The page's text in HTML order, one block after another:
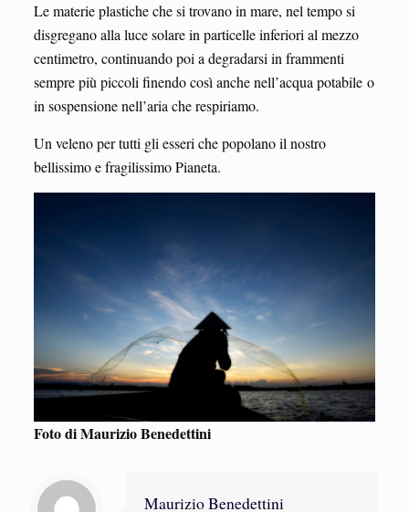
Le materie plastiche che si trovano in mare, nel tempo si
disgregano alla luce solare in particelle inferiori al mezzo
centimetro, continuando poi a degradarsi in frammenti
sempre più piccoli finendo così anche nell’acqua potabile o
in sospensione nell’aria che respiriamo.
Un veleno per tutti gli esseri che popolano il nostro
bellissimo e fragilissimo Pianeta.
Foto di Maurizio Benedettini
Maurizio Benedettini